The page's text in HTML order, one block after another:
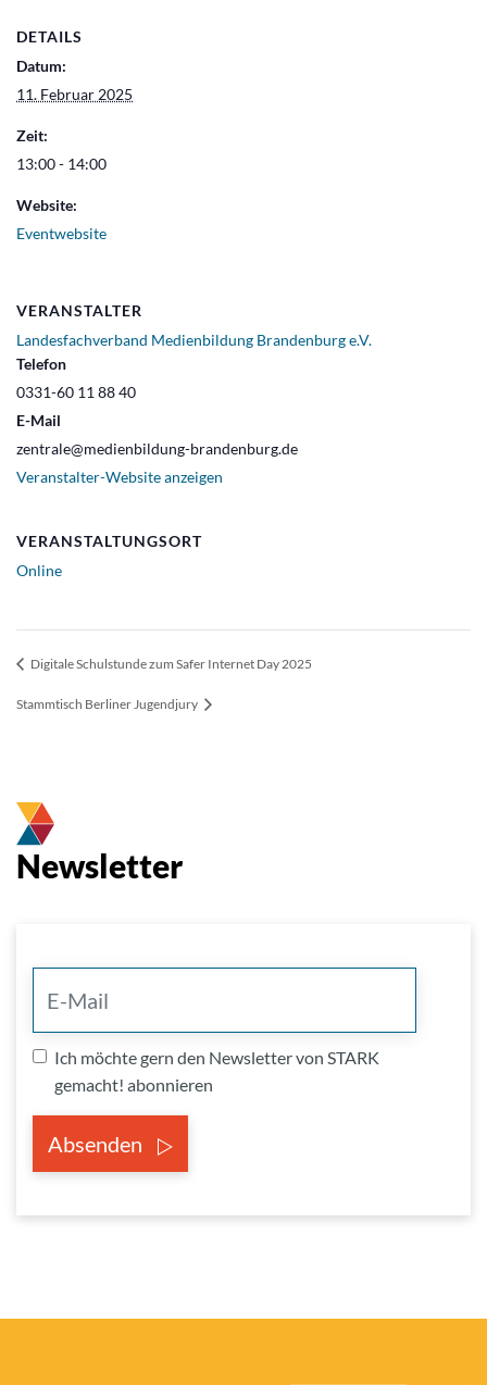
DETAILS
Datum:
11. Februar 2025
Zeit:
13:00 - 14:00
Website:
Eventwebsite
VERANSTALTUNGSORT
Online
VERANSTALTER
Landesfachverband Medienbildung Brandenburg e.V.
Telefon
0331-60 11 88 40
E-Mail
zentrale@medienbildung-brandenburg.de
Veranstalter-Website anzeigen
Digitale Schulstunde zum Safer Internet Day 2025
Stammtisch Berliner Jugendjury
Newsletter
Ich möchte gern den Newsletter von STARK
gemacht! abonnieren
Absenden